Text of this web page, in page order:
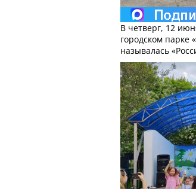
В четверг, 12
городском парке
называлась